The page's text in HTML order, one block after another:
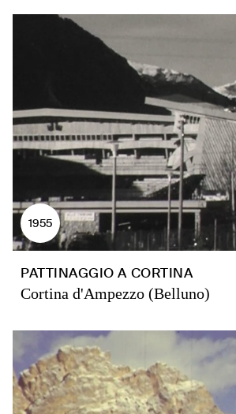
1955
PATTINAGGIO A CORTINA
Cortina d'Ampezzo (Belluno)